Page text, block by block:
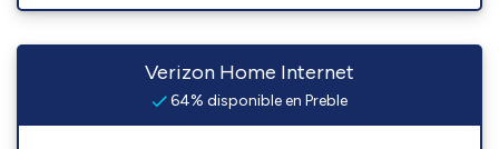
Verizon Home Internet
64% disponible en Preble